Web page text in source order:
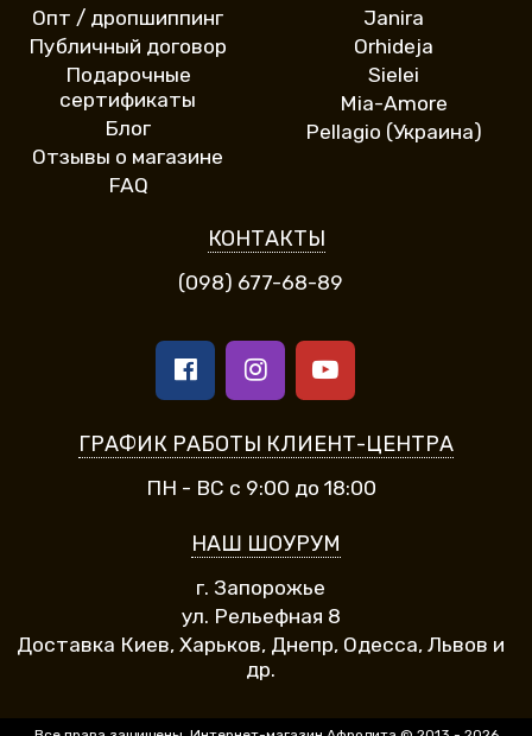
Опт / дропшиппинг
Публичный договор
Подарочные
сертификаты
Блог
Отзывы о магазине
FAQ
Janira
Orhideja
Sielei
Mia-Amore
Pellagio (Украина)
КОНТАКТЫ
(098) 677-68-89
ГРАФИК РАБОТЫ КЛИЕНТ-ЦЕНТРА
ПН - ВС с 9:00 до 18:00
НАШ ШОУРУМ
г. Запорожье
ул. Рельефная 8
Доставка Киев, Харьков, Днепр, Одесса, Львов и
др.